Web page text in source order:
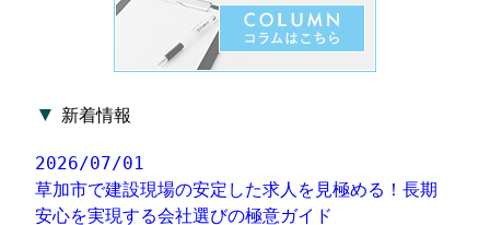
▼ 新着情報
2026/07/01
草加市で建設現場の安定した求人を見極める！長期
安心を実現する会社選びの極意ガイド